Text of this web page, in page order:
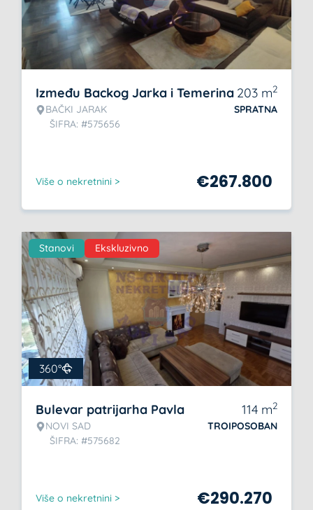
Između Backog Jarka i Temerina
BAČKI JARAK
ŠIFRA: #575656
203 m2
SPRATNA
Više o nekretnini > €267.800
Stanovi Ekskluzivno
360°
Bulevar patrijarha Pavla
NOVI SAD
ŠIFRA: #575682
114 m2
TROIPOSOBAN
Više o nekretnini > €290.270